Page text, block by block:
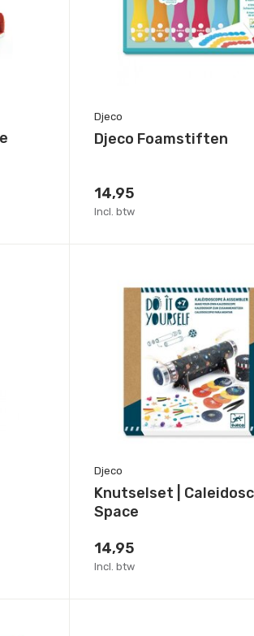
Djeco
Djeco Foamstiften
14,95
Incl. btw
Djeco
Knutselset |
Space
14,95
Incl. btw